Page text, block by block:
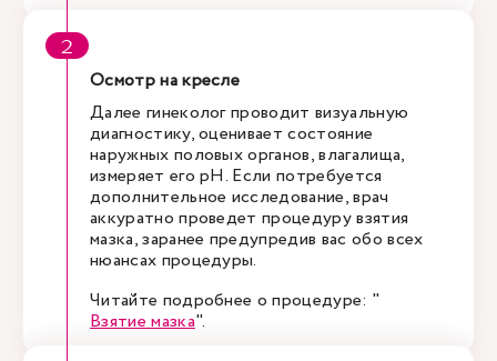
Осмотр на кресле
Далее гинеколог проводит визуальную
диагностику, оценивает состояние
наружных половых органов, влагалища,
измеряет его pH. Если потребуется
дополнительное исследование, врач
аккуратно проведет процедуру взятия
мазка, заранее предупредив вас обо всех
нюансах процедуры.
Читайте подробнее о процедуре: "
Взятие мазка".